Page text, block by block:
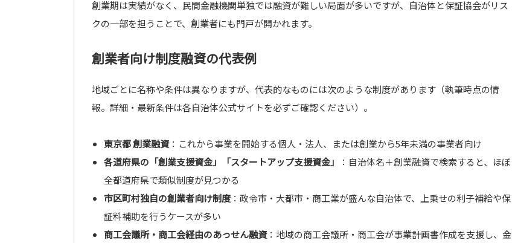
創業期は実績がなく、民間金融機関単独では融資が難しい局面が多いですが、自治体と保証協会がリス
クの一部を担うことで、創業者にも門戸が開かれます。
創業者向け制度融資の代表例
地域ごとに名称や条件は異なりますが、代表的なものには次のような制度があります（執筆時点の情
報。詳細・最新条件は各自治体公式サイトを必ずご確認ください）。
東京都 創業融資：これから事業を開始する個人・法人、または創業から5年未満の事業者向け
各道府県の「創業支援資金」「スタートアップ支援資金」
：自治体名＋創業融資で検索すると、ほぼ
全都道府県で類似制度が見つかる
市区町村独自の創業者向け制度：政令市・大都市・商工業が盛んな自治体で、上乗せの利子補給や保
証料補助を行うケースが多い
商工会議所・商工会経由のあっせん融資：地域の商工会議所・商工会が事業計画書作成を支援し、金